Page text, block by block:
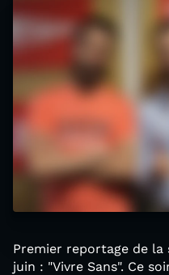
Premier reportage de la
juin : "Vivre Sans". Ce